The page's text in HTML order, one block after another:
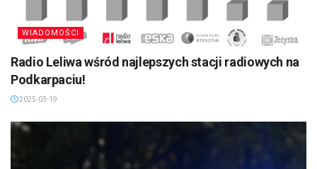
WIADOMOŚCI
Radio Leliwa wśród najlepszych stacji radiowych na
Podkarpaciu!
2025-03-19